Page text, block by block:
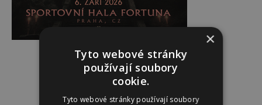
Reklama
×
Tyto webové stránky
používají soubory
cookie.
Tyto webové stránky používají soubory